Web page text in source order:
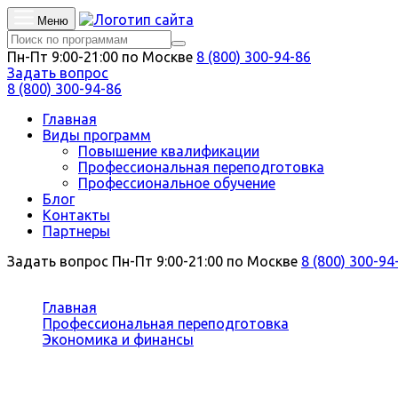
Меню
Пн-Пт 9:00-21:00 по Москве 8 (800) 300-94-86
Задать вопрос
8 (800) 300-94-86
Главная
Виды программ
Повышение квалификации
Профессиональная переподготовка
Профессиональное обучение
Блог
Контакты
Партнеры
Задать вопрос Пн-Пт 9:00-21:00 по Москве 8 (800) 300-
Главная
Профессиональная переподготовка
Экономика и финансы